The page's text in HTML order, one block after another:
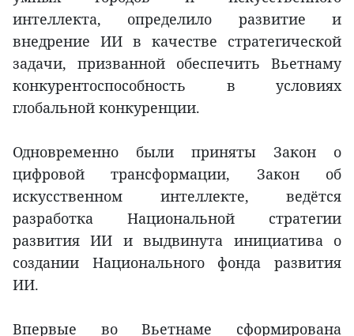
интеллекта, определило развитие и
внедрение ИИ в качестве стратегической
задачи, призванной обеспечить Вьетнаму
конкурентоспособность в условиях
глобальной конкуренции.
Одновременно были приняты Закон о
цифровой трансформации, Закон об
искусственном интеллекте, ведётся
разработка Национальной стратегии
развития ИИ и выдвинута инициатива о
создании Национального фонда развития
ИИ.
Впервые во Вьетнаме сформирована